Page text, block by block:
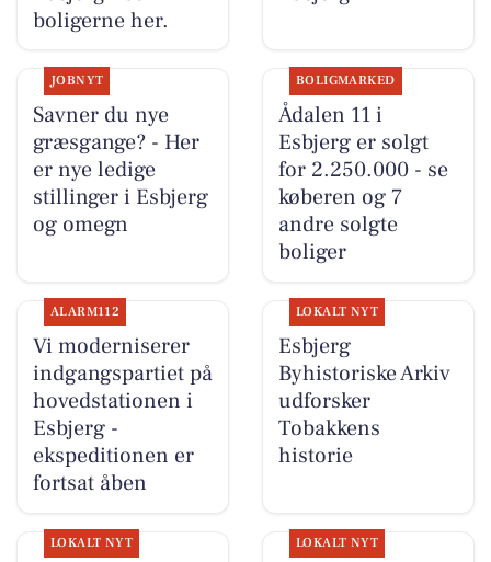
boligerne her.
JOBNYT
Savner du nye
græsgange? - Her
er nye ledige
stillinger i Esbjerg
og omegn
BOLIGMARKED
Ådalen 11 i
Esbjerg er solgt
for 2.250.000 - se
køberen og 7
andre solgte
boliger
ALARM112
Vi moderniserer
indgangspartiet på
hovedstationen i
Esbjerg -
ekspeditionen er
fortsat åben
LOKALT NYT
Esbjerg
Byhistoriske Arkiv
udforsker
Tobakkens
historie
LOKALT NYT LOKALT NYT